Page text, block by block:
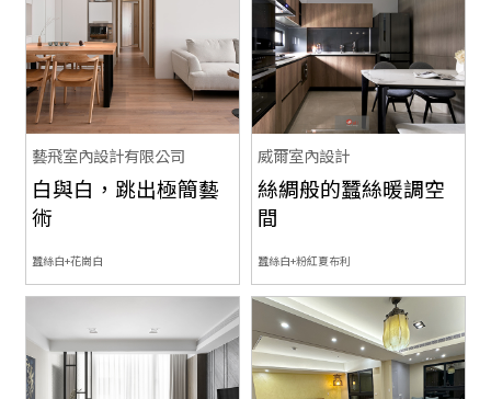
藝飛室內設計有限公司
白與白，跳出極簡藝
術
蠶絲白+花崗白
威爾室內設計
絲綢般的蠶絲暖調空
間
蠶絲白+粉紅夏布利